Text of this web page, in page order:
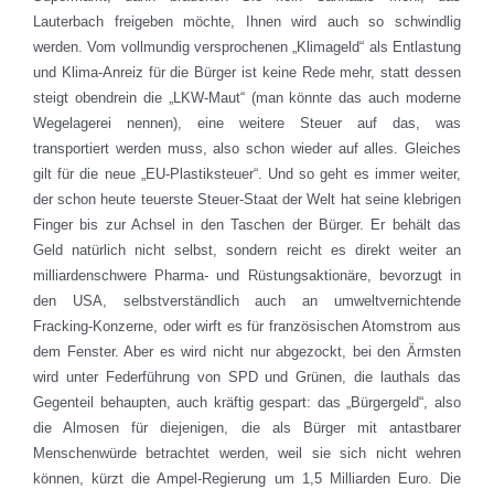
Lauterbach freigeben möchte, Ihnen wird auch so schwindlig
werden. Vom vollmundig versprochenen „Klimageld“ als Entlastung
und Klima-Anreiz für die Bürger ist keine Rede mehr, statt dessen
steigt obendrein die „LKW-Maut“ (man könnte das auch moderne
Wegelagerei nennen), eine weitere Steuer auf das, was
transportiert werden muss, also schon wieder auf alles. Gleiches
gilt für die neue „EU-Plastiksteuer“. Und so geht es immer weiter,
der schon heute teuerste Steuer-Staat der Welt hat seine klebrigen
Finger bis zur Achsel in den Taschen der Bürger. Er behält das
Geld natürlich nicht selbst, sondern reicht es direkt weiter an
milliardenschwere Pharma- und Rüstungsaktionäre, bevorzugt in
den USA, selbstverständlich auch an umweltvernichtende
Fracking-Konzerne, oder wirft es für französischen Atomstrom aus
dem Fenster. Aber es wird nicht nur abgezockt, bei den Ärmsten
wird unter Federführung von SPD und Grünen, die lauthals das
Gegenteil behaupten, auch kräftig gespart: das „Bürgergeld“, also
die Almosen für diejenigen, die als Bürger mit antastbarer
Menschenwürde betrachtet werden, weil sie sich nicht wehren
können, kürzt die Ampel-Regierung um 1,5 Milliarden Euro. Die